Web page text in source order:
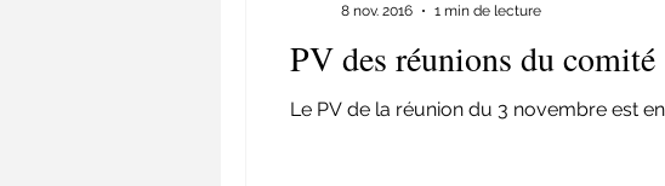
PV des réunions du comité
8 nov. 2016
1 min de lecture